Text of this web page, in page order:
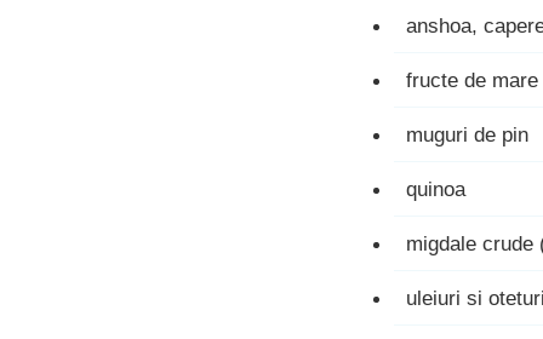
anshoa,
fructe de
muguri de pin
quinoa
migdale crude
uleiuri si